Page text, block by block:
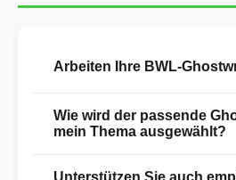
Arbeiten Ihre BWL-
durch einen promovierten
Quellen erfinden und fachliche
Wie wird der passende
mein Thema ausgewählt?
Unterstützen Sie auch